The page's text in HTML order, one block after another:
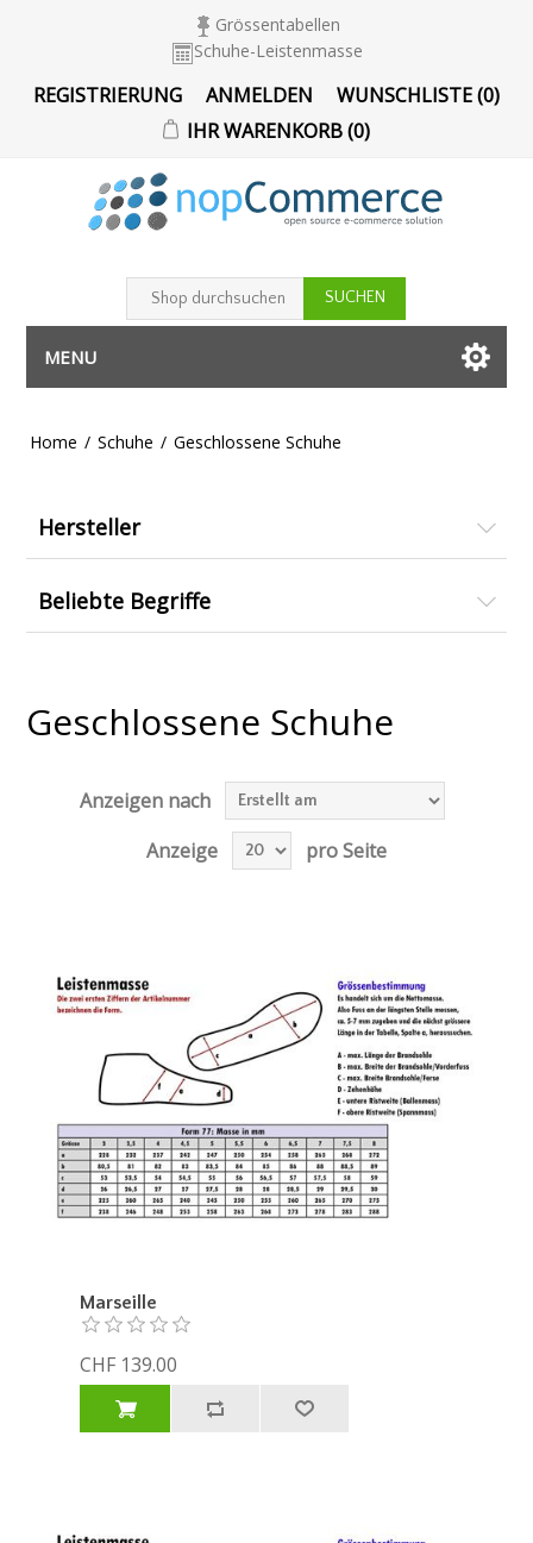
Grössentabellen
Schuhe-Leistenmasse
REGISTRIERUNG ANMELDEN WUNSCHLISTE(0)
IHR WARENKORB(0)
MENU
Home / Schuhe / Geschlossene Schuhe
Hersteller
Beliebte Begriffe
Geschlossene Schuhe
Anzeigen nach
Anzeige
pro Seite
Marseille
CHF 139.00